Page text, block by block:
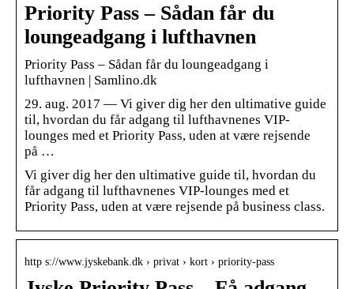
Priority Pass – Sådan får du
loungeadgang i lufthavnen
Priority Pass – Sådan får du loungeadgang i
lufthavnen | Samlino.dk
29. aug. 2017 — Vi giver dig her den ultimative guide
til, hvordan du får adgang til lufthavnenes VIP-
lounges med et Priority Pass, uden at være rejsende
på …
Vi giver dig her den ultimative guide til, hvordan du
får adgang til lufthavnenes VIP-lounges med et
Priority Pass, uden at være rejsende på business class.
http s://www.jyskebank.dk › privat › kort › priority-pass